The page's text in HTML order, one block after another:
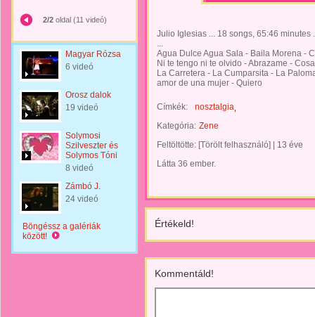
2/2oldal (11 videó)
Magyar Rózsa
6 videó
Orosz dalok
19 videó
Solymosi
Szilveszter és
Solymos Tóni
8 videó
Zámbó J.
24 videó
Böngéssz a galériák
között!
Julio Iglesias ... 18 songs, 65:46 minutes
...
Agua Dulce Agua Sala - Baila Morena -
Ni te tengo ni te olvido - Abrazame -
La Carretera - La Cumparsita - La
amor de una mujer - Quiero
Címkék:
nosztalgia
Kategória: Zene
Feltöltötte: [Törölt felhasználó]
13 éve
Látta 36 ember.
Értékeld!
Kommentáld!